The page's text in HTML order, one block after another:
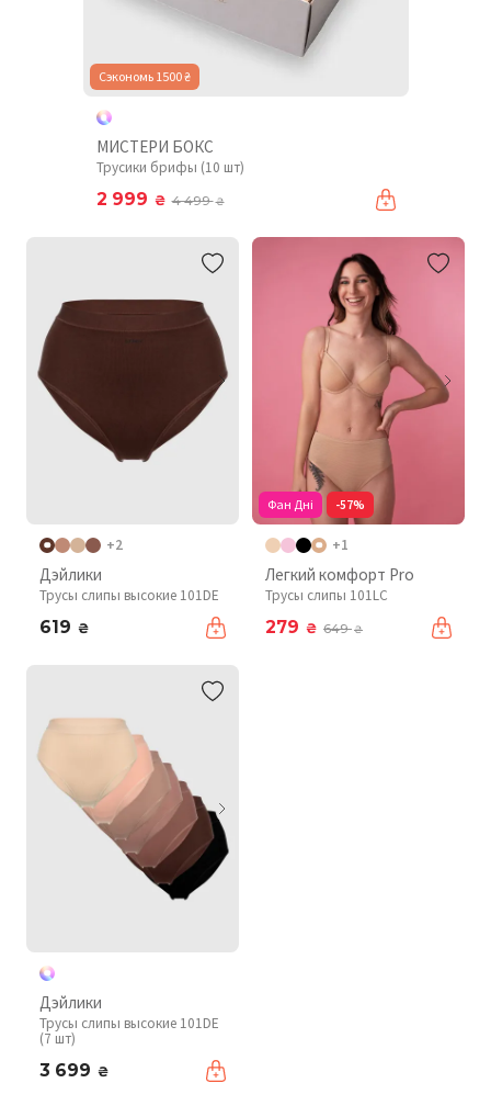
Сэкономь 1500 ₴
МИСТЕРИ БОКС
Трусики брифы (10 шт)
2 999 ₴ 4 499₴
+2
Дэйлики
Трусы слипы высокие 101DE
619 ₴
Фан Дні -57%
+1
Легкий комфорт Pro
Трусы слипы 101LC
279 ₴ 649₴
Дэйлики
Трусы слипы высокие 101DE
(7 шт)
3 699 ₴